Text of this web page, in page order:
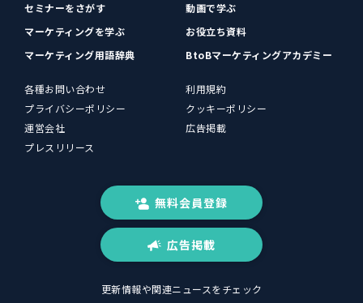
セミナーをさがす
動画で学ぶ
マーケティングを学ぶ
お役立ち資料
マーケティング用語辞典
BtoBマーケティングアカデミー
各種お問い合わせ
利用規約
プライバシーポリシー
クッキーポリシー
運営会社
広告掲載
プレスリリース
無料会員登録
広告掲載
更新情報や関連ニュースをチェック